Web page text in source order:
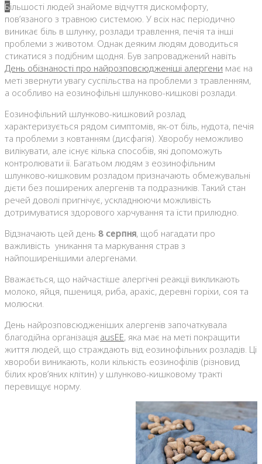
Більшості людей знайоме відчуття дискомфорту,
пов’язаного з травною системою. У всіх нас періодично
виникає біль в шлунку, розлади травлення, печія та інші
проблеми з животом. Однак деяким людям доводиться
стикатися з подібним щодня. Був запроваджений навіть
День обізнаності про найрозповсюдженіші алергени має на
меті звернути увагу суспільства на проблеми з травленням,
а особливо на еозинофільні шлунково-кишкові розлади.
Еозинофільний шлунково-кишковий розлад
характеризується рядом симптомів, як-от біль, нудота, печія
та проблеми з ковтанням (дисфагія). Хворобу неможливо
вилікувати, але існує кілька способів, які допоможуть
контролювати її. Багатьом людям з еозинофільним
шлунково-кишковим розладом призначають обмежувальні
дієти без поширених алергенів та подразників. Такий стан
речей доволі пригнічує, ускладнюючи можливість
дотримуватися здорового харчування та їсти прилюдно.
Відзначають цей день 8 серпня, щоб нагадати про
важливість уникання та маркування страв з
найпоширенішими алергенами.
Вважається, що найчастіше алергічні реакції викликають
молоко, яйця, пшениця, риба, арахіс, деревні горіхи, соя та
молюски.
День найрозповсюдженіших алергенів започаткувала
благодійна організація ausEE, яка має на меті покращити
життя людей, що страждають від еозинофільних розладів. Ці
хвороби виникають, коли кількість еозинофілів (різновид
білих кров’яних клітин) у шлунково-кишковому тракті
перевищує норму.